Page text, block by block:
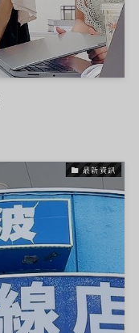
最新資訊